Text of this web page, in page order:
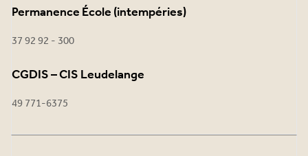
Permanence École (intempéries)
37 92 92 - 300
CGDIS – CIS Leudelange
49 771-6375